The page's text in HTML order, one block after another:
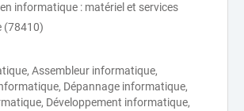
informatique : matériel et services
(78410)
Assembleur informatique,
Dépannage informatique,
Développement informatique,